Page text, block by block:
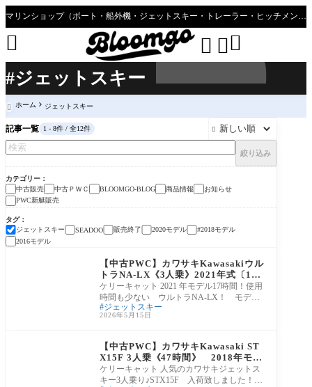
#ジェットスキー
マリンショップ（ボート・船外機・ジェットスキー・トレーラー・ヒッチメンバーのことならブルーゴへ”
 

 ホーム ジェットスキー
記事一覧 1 - 8件 / 全12件 
絞り込み
カテゴリー
中古販売
中古ＰＷＣ BLOOMGO-BLOG 商品情報
お知らせ
PWC新艇販売
タグ
ジェットスキー
SEADOO 販売終了 2020モデル
#2018モデル
2016モデル
【中古PWC】カワサキKawasakiウル
トラNA-LX《3人乗》2021年式〔17
時間〕
ケリーキャット 2021 年モデル17時間！使用
時間も少ない ウルトラNA-LX！ モデル
チェンジ前の人気艇が入荷致しました！船
体の傷も
ジェットスキー
2026年5月15日
【中古PWC】カワサキKawasaki ST
X15F 3人乗《47時間》 2018年モデ
ル
ケリーキャット 人気のカワサキジェットス
キー3人乗り♪STX15F 入荷致しました！